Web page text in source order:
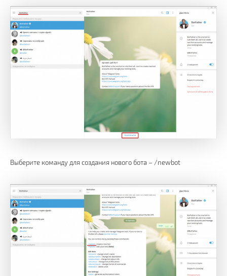
Выберите команду для создания нового бота – /newbot